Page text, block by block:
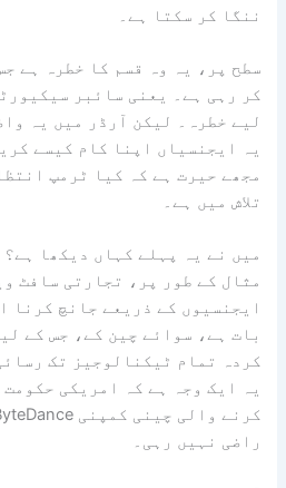
ننگا کر سکتا ہے۔
سطح پر، یہ وہ قسم کا خطرہ ہے
کر رہی ہے۔ یعنی سائبر
لیے خطرہ۔ لیکن آرڈر میں یہ
یہ ایجنسیاں اپنا کام کیسے
مجھے حیرت ہے کہ کیا ٹرمپ
تلاش میں ہے۔
میں نے یہ پہلے کہاں دیکھا ہے؟
مثال کے طور پر، تجارتی سافٹ
ایجنسیوں کے ذریعے جانچ کرنا
بات ہے، سوائے چین کے، جس کے
کردہ تمام ٹیکنالوجیز تک
راضی نہیں رہی۔